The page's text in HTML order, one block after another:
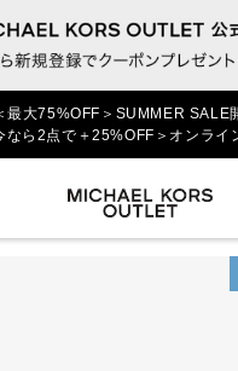
最大75%OFF＞SUMMER SALE
なら2点で＋25%OFF＞オンライ